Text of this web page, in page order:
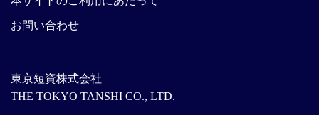
東京短資株式会社
THE TOKYO TANSHI CO., LTD.
お問い合わせ